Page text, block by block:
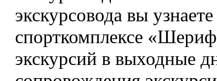
экскурсовода вы
спорткомплексе
экскурсий в выходные